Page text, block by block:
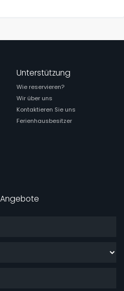
Unterstützung
Wie reservieren?
Wir über uns
Kontaktieren Sie uns
Ferienhausbesitzer